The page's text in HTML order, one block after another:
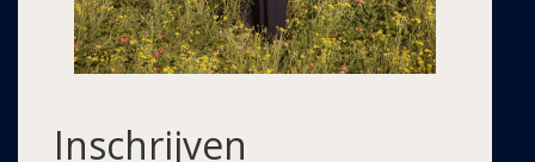
Inschrijven